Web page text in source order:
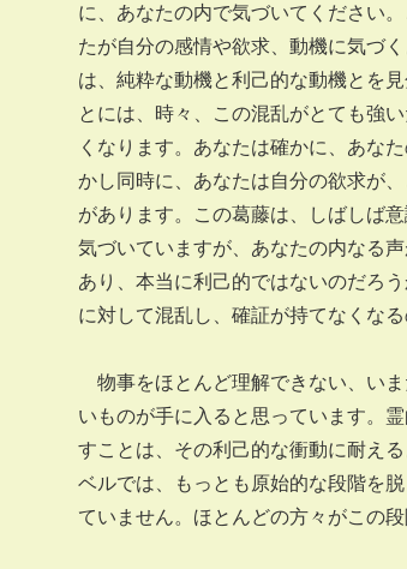
に、あなたの内で気づいてください
たが自分の感情や欲求、動機に気づ
は、純粋な動機と利己的な動機とを
とには、時々、この混乱がとても強
くなります。あなたは確かに、あな
かし同時に、あなたは自分の欲求が
があります。この葛藤は、しばしば
気づいていますが、あなたの内なる
あり、本当に利己的ではないのだろ
に対して混乱し、確証が持てなくなる
物事をほとんど理解できない、い
いものが手に入ると思っています。
すことは、その利己的な衝動に耐え
ベルでは、もっとも原始的な段階を
ていません。ほとんどの方々がこの